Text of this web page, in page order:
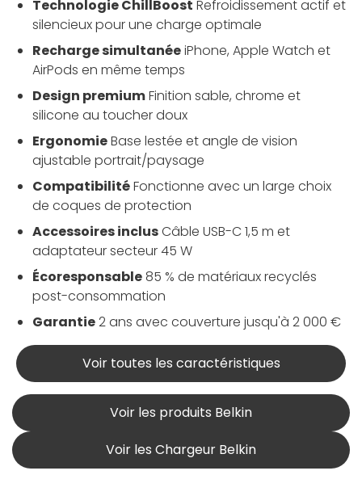
Technologie ChillBoost Refroidissement actif et
silencieux pour une charge optimale
Recharge simultanéeiPhone, Apple Watch et
AirPods en même temps
Design premiumFinition sable, chrome et
silicone au toucher doux
ErgonomieBase lestée et angle de vision
ajustable portrait/paysage
CompatibilitéFonctionne avec un large choix
de coques de protection
Accessoires inclusCâble USB-C 1,5 m et
adaptateur secteur 45 W
Écoresponsable85 % de matériaux recyclés
post-consommation
Garantie2 ans avec couverture jusqu'à 2 000 €
Voir toutes les caractéristiques
Voir les produits Belkin
Voir les Chargeur Belkin